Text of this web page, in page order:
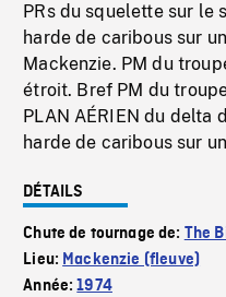
PRs du squelette sur le
harde de caribous sur
Mackenzie. PM du
étroit. Bref PM du
PLAN AÉRIEN du delta
harde de caribous sur
DÉTAILS
Chute de tournage de: The
Lieu: Mackenzie (fleuve)
Année:1974